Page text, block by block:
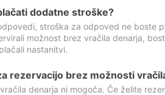
dodatne stroške?
stroška za odpoved ne boste
možnost brez vračila denarja,
nastanitvi.
rezervacijo brez možnosti
denarja ni mogoča. Če želite